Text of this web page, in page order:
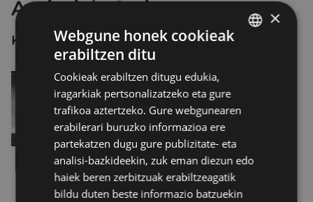
Argizaiola Saria
KLUB DEPORTIBOA
×
Webgune honek cookieak
erabiltzen ditu
Cookieak erabiltzen ditugu edukia,
iragarkiak pertsonalizatzeko eta gure
trafikoa aztertzeko. Gure webgunearen
erabilerari buruzko informazioa ere
partekatzen dugu gure publizitate- eta
analisi-bazkideekin, zuk eman diezun edo
haiek beren zerbitzuak erabiltzeagatik
bildu duten beste informazio batzuekin